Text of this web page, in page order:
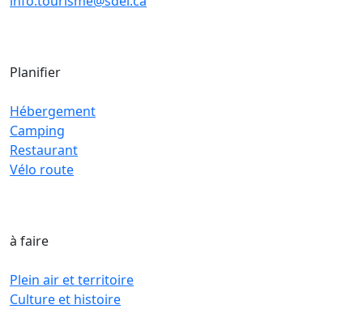
Planifier
Hébergement
Camping
Restaurant
Vélo route
à faire
Plein air et territoire
Culture et histoire